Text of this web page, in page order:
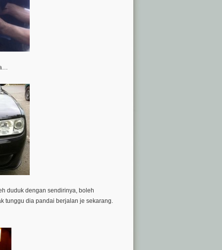
duduk dengan sendirinya, boleh
tunggu dia pandai berjalan je sekarang.